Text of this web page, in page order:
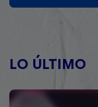
LO ÚLTIMO